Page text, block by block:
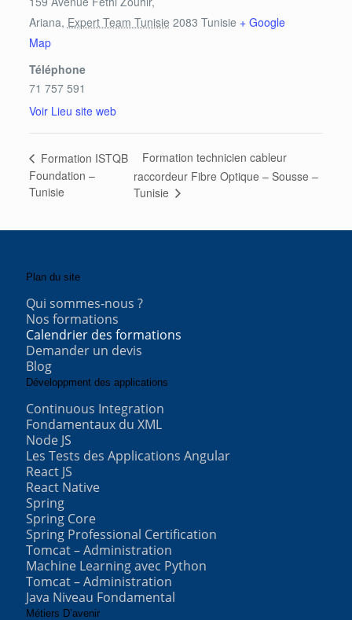
Ariana, Expert Team Tunisie 2083 Tunisie + Google
Map
Téléphone
71 757 591
Voir Lieu site web
Formation ISTQB
Foundation –
Tunisie
Formation technicien cableur
raccordeur Fibre Optique – Sousse –
Tunisie
Plan du site
Qui sommes-nous ?
Nos formations
Calendrier des formations
Demander un devis
Blog
Développment des applications
Continuous Integration
Fondamentaux du XML
Node JS
Les Tests des Applications Angular
React JS
React Native
Spring
Spring Core
Spring Professional Certification
Tomcat – Administration
Machine Learning avec Python
Tomcat – Administration
Java Niveau Fondamental
Métiers D’avenir